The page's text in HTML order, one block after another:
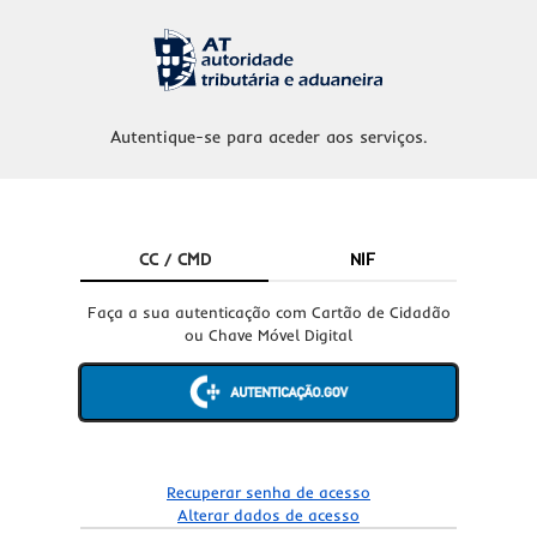
Autentique-se para aceder aos serviços.
CC / CMD NIF
Faça a sua autenticação com Cartão de Cidadão
ou Chave Móvel Digital
Recuperar senha de acesso
Alterar dados de acesso